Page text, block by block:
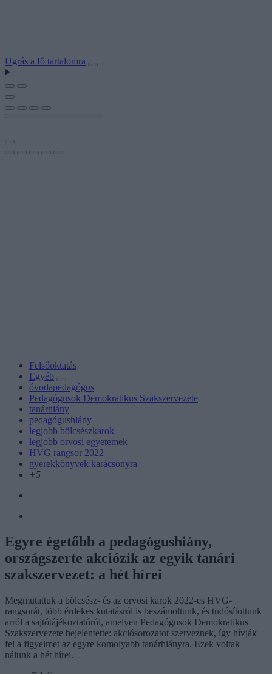
Ugrás a fő tartalomra
Felsőoktatás
Egyéb
óvodapedagógus
Pedagógusok Demokratikus Szakszervezete
tanárhiány
pedagógushiány
legjobb bölcsészkarok
legjobb orvosi egyetemek
HVG rangsor 2022
gyerekkönyvek karácsonyra
+5
Egyre égetőbb a pedagógushiány,
országszerte akciózik az egyik tanári
szakszervezet: a hét hírei
Megmutattuk a bölcsész- és az orvosi karok 2022-es HVG-
rangsorát, több érdekes kutatásról is beszámoltunk, és tudósítottunk
arról a sajtótájékoztatóról, amelyen Pedagógusok Demokratikus
Szakszervezete bejelentette: akciósorozatot szerveznek, így hívják
fel a figyelmet az egyre komolyabb tanárhiányra. Ezek voltak
nálunk a hét hírei.